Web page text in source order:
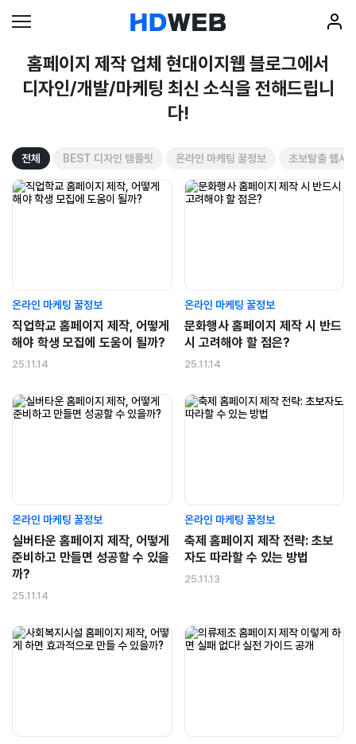
홈페이지 제작 업체 현대이지웹 블로그에서
디자인/개발/마케팅 최신 소식을 전해드립니
다!
전체 BEST 디자인 템플릿 온라인 마케팅 꿀정보 초보탈출 웹사
온라인 마케팅 꿀정보
직업학교 홈페이지 제작, 어떻게
해야 학생 모집에 도움이 될까?
25.11.14
온라인 마케팅 꿀정보
문화행사 홈페이지 제작 시 반드
시 고려해야 할 점은?
25.11.14
온라인 마케팅 꿀정보
실버타운 홈페이지 제작, 어떻게
준비하고 만들면 성공할 수 있을
까?
25.11.14
온라인 마케팅 꿀정보
축제 홈페이지 제작 전략: 초보
자도 따라할 수 있는 방법
25.11.13